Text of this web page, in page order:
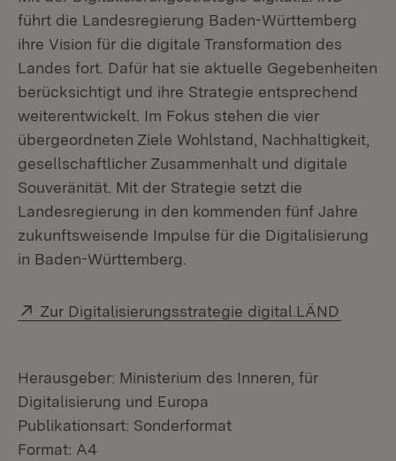
führt die Landesregierung Baden-Württemberg
ihre Vision für die digitale Transformation des
Landes fort. Dafür hat sie aktuelle Gegebenheiten
berücksichtigt und ihre Strategie entsprechend
weiterentwickelt. Im Fokus stehen die vier
übergeordneten Ziele Wohlstand, Nachhaltigkeit,
gesellschaftlicher Zusammenhalt und digitale
Souveränität. Mit der Strategie setzt die
Landesregierung in den kommenden fünf Jahre
zukunftsweisende Impulse für die Digitalisierung
in Baden-Württemberg.
Extern:
Zur Digitalisierungsstrategie digital.LÄND
Herausgeber: Ministerium des Inneren, für
Digitalisierung und Europa
Publikationsart: Sonderformat
Format: A4